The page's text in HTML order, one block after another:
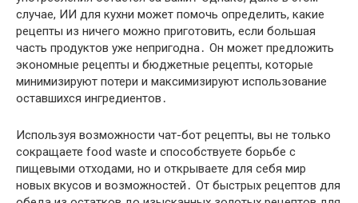
случае, ИИ для кухни может помочь определить, какие
рецепты из ничего можно приготовить, если большая
часть продуктов уже непригодна․ Он может предложить
экономные рецепты и бюджетные рецепты, которые
минимизируют потери и максимизируют использование
оставшихся ингредиентов․
Используя возможности чат-бот рецепты, вы не только
сокращаете food waste и способствуете борьбе с
пищевыми отходами, но и открываете для себя мир
новых вкусов и возможностей․ От быстрых рецептов для